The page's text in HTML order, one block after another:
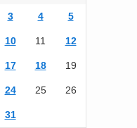
3 4 5
10 11 12
17 18 19
24 25 26
31